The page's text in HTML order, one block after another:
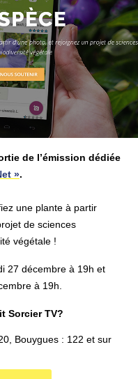
de l’émission dédiée
».
une plante à partir
de sciences
végétale !
27 décembre à 19h et
à 19h.
Sorcier TV?
Bouygues : 122 et sur